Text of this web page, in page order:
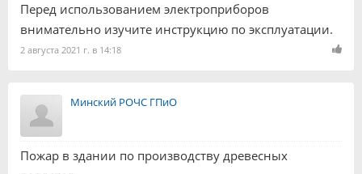
Перед использованием электроприборов
внимательно изучите инструкцию по эксплуатации.
2 августа 2021 г. в 14:18
Минский РОЧС ГПиО
Пожар в здании по производству древесных